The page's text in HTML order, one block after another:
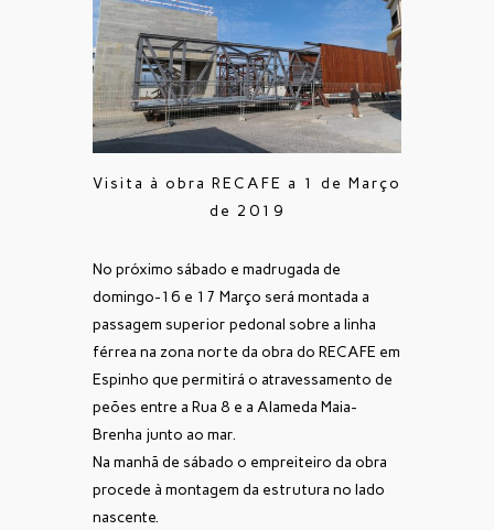
Visita à obra RECAFE a 1 de Março
de 2019
No próximo sábado e madrugada de
domingo-16 e 17 Março será montada a
passagem superior pedonal sobre a linha
férrea na zona norte da obra do RECAFE em
Espinho que permitirá o atravessamento de
peões entre a Rua 8 e a Alameda Maia-
Brenha junto ao mar.
Na manhã de sábado o empreiteiro da obra
procede à montagem da estrutura no lado
nascente.